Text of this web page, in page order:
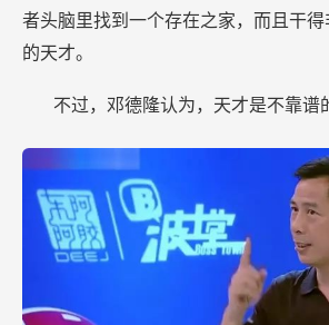
者头脑里找到一个存在之家，而且干
的天才。
不过，邓德隆认为，天才是不靠谱